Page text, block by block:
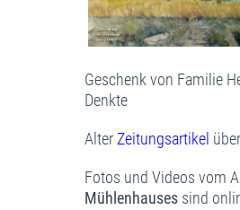
Geschenk von Familie
Denkte
AlterZeitungsartikel
Fotos und Videos vom
Mühlenhauses sind